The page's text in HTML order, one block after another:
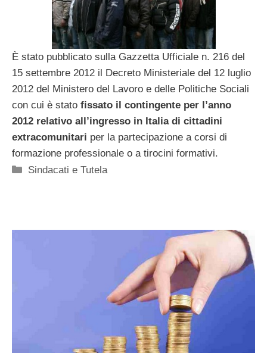
È stato pubblicato sulla Gazzetta Ufficiale n. 216 del
15 settembre 2012 il Decreto Ministeriale del 12 luglio
2012 del Ministero del Lavoro e delle Politiche Sociali
con cui è stato fissato il contingente per l’anno
2012 relativo all’ingresso in Italia di cittadini
extracomunitari per la partecipazione a corsi di
formazione professionale o a tirocini formativi.
Categorie
Sindacati e Tutela